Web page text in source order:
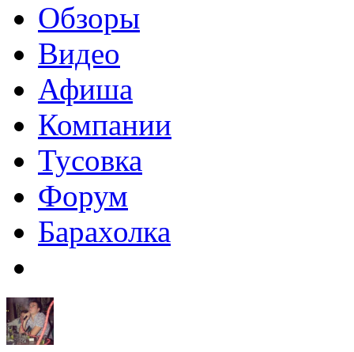
Обзоры
Видео
Афиша
Компании
Тусовка
Форум
Барахолка